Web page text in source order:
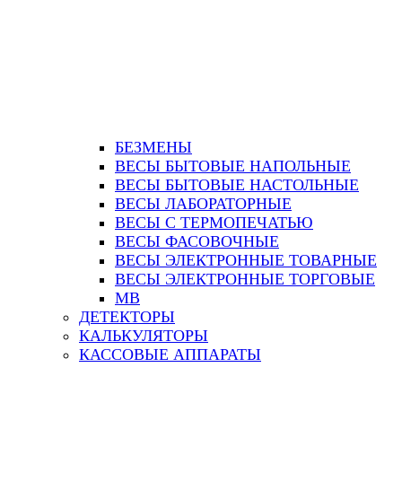
БЕЗМЕНЫ
ВЕСЫ БЫТОВЫЕ НАПОЛЬНЫЕ
ВЕСЫ БЫТОВЫЕ НАСТОЛЬНЫЕ
ВЕСЫ ЛАБОРАТОРНЫЕ
ВЕСЫ С ТЕРМОПЕЧАТЬЮ
ВЕСЫ ФАСОВОЧНЫЕ
ВЕСЫ ЭЛЕКТРОННЫЕ ТОВАРНЫЕ
ВЕСЫ ЭЛЕКТРОННЫЕ ТОРГОВЫЕ
МВ
ДЕТЕКТОРЫ
КАЛЬКУЛЯТОРЫ
КАССОВЫЕ АППАРАТЫ